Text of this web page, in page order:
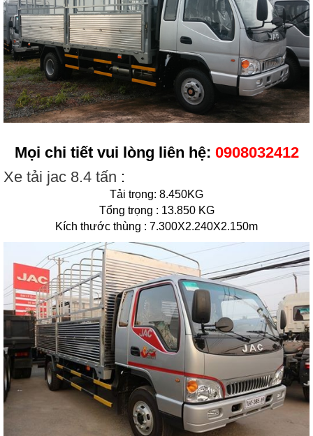
Mọi chi tiết vui lòng liên hệ: 0908032412
Xe tải jac 8.4 tấn :
Tải trọng: 8.450KG
Tổng trọng : 13.850 KG
Kích thước thùng : 7.300X2.240X2.150m